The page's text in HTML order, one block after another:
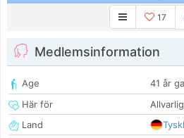
17
Medlemsinformation
Age
41 år
Här för
Land